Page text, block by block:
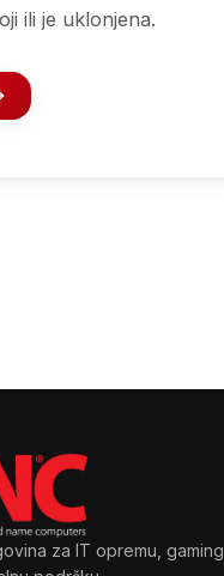
ili je uklonjena.
za IT opremu, gaming